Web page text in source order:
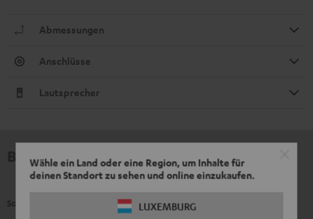
Wähle ein Land oder eine Region, um Inhalte für
deinen Standort zu sehen und online einzukaufen.
LUXEMBURG
Abmessungen
Anschlüsse
Lautsprecher
Bewertungen
So bewerten Kunden dieses Produkt